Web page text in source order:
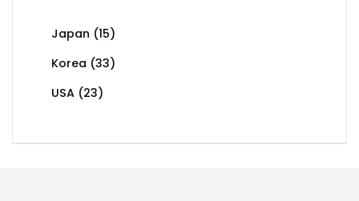
Japan (15)
Korea (33)
USA (23)